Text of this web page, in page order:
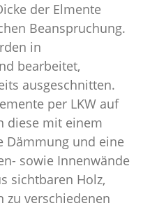
der Elmente
Beanspruchung.
in
bearbeitet,
ausgeschnitten.
per LKW auf
diese mit einem
Dämmung und eine
sowie Innenwände
sichtbaren Holz,
zu verschiedenen